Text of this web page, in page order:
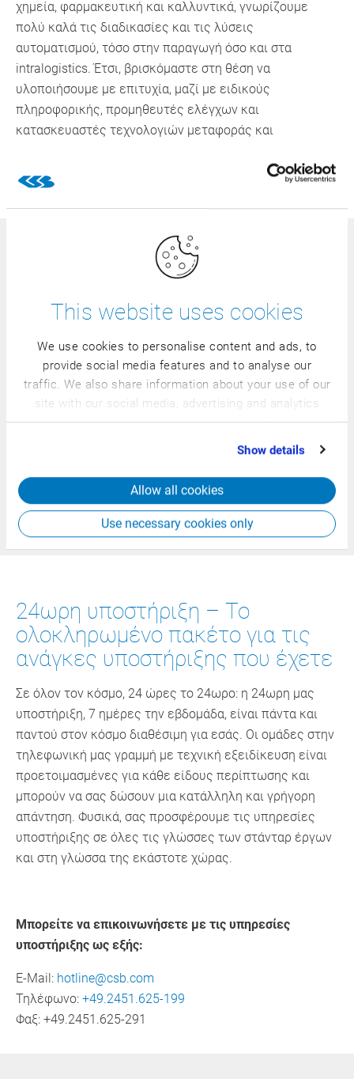
This website uses cookies
We use cookies to personalise content and ads, to
provide social media features and to analyse our
traffic. We also share information about your use of our
site with our social media, advertising and analytics
partners who may combine it with other information
that you’ve provided to them or that they’ve collected
Show details
Allow all cookies
Use necessary cookies only
χημεία, φαρμακευτική και καλλυντικά, γνωρίζουμε
πολύ καλά τις διαδικασίες και τις λύσεις
αυτοματισμού, τόσο στην παραγωγή όσο και στα
intralogistics. Έτσι, βρισκόμαστε στη θέση να
υλοποιήσουμε με επιτυχία, μαζί με ειδικούς
πληροφορικής, προμηθευτές ελέγχων και
κατασκευαστές τεχνολογιών μεταφοράς και
Μάθετε περισσότερα
Εκπαίδευση για τους χρήστες –
Eιδικά προσαρμοσμένη στις
γνώσεις σας
Προωθούμε συνεχώς την εκπαίδευση και
μετεκπαίδευση. Μάθετε επί τόπου στις εγκαταστάσεις
μας πώς μπορείτε να χρησιμοποιήσετε
αποτελεσματικά το CSB σύστημά σας στην επιχείρισή
εκπαιδεύσεις – οι προσφερόμενές μας ευκαιρίες
εκπαίδευσης είναι περιεκτικές και ειδικά
προσαρμοσμένες στον κλάδο, στις απαιτήσεις και στις
προσωπικές σας γνώσεις.
24ωρη υποστήριξη – Το
ολοκληρωμένο πακέτο για τις
ανάγκες υποστήριξης που έχετε
Σε όλον τον κόσμο, 24 ώρες το 24ωρο: η 24ωρη μας
υποστήριξη, 7 ημέρες την εβδομάδα, είναι πάντα και
παντού στον κόσμο διαθέσιμη για εσάς. Οι ομάδες στην
τηλεφωνική μας γραμμή με τεχνική εξειδίκευση είναι
προετοιμασμένες για κάθε είδους περίπτωσης και
μπορούν να σας δώσουν μια κατάλληλη και γρήγορη
απάντηση. Φυσικά, σας προσφέρουμε τις υπηρεσίες
υποστήριξης σε όλες τις γλώσσες των στάνταρ έργων
και στη γλώσσα της εκάστοτε χώρας.
Μπορείτε να επικοινωνήσετε με τις υπηρεσίες
υποστήριξης ως εξής:
E-Mail: hotline@csb.com
Τηλέφωνο: +49.2451.625-199
Φαξ: +49.2451.625-291